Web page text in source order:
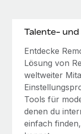
Talente-
Entdecke
Lösung von
weltweiter
Tools für
denen du
einfach